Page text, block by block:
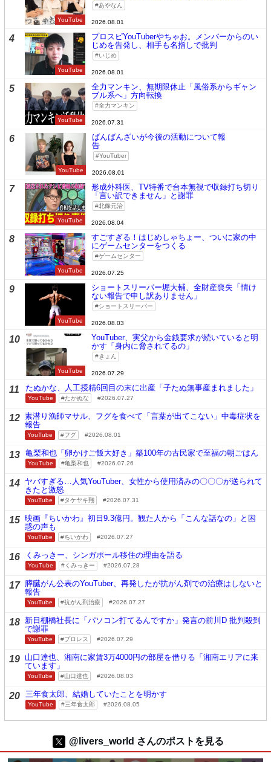
YouTube
あやなん
2026.08.01
4
YouTube
プロスピYouTuberやちゃお。メンバーからのい
じめを告発し、相手も名指しで批判
いじめ
2026.08.01
5
YouTube
全力マンキン、無期限休止「風俗系からギャン
ブル系へ」方向転換
全力マンキン
2026.07.31
6
YouTube
ばんばんざいが今後の活動について報
告
YouTuber
2026.08.01
7
YouTube
形成外科医、TV特番で台本無視で収録打ち切り
「言い訳できません」と謝罪
北條元治
2026.08.04
8
YouTube
すごすぎる！はじめしゃちょー、ついに家の中
にゲームセンターをつくる
ゲームセンター
2026.07.25
9
YouTube
ショートスリーパー堀大輔、全財産喪失「情け
ない報告で申し訳ありません」
ショートスリーパー
2026.08.03
10
YouTube
YouTuber、実父から金銭要求が続いていると明
かす「身内に脅されてるの」
きょん
2026.07.29
11 たぬかな、人工授精6回目の末に出産「子たぬ無事産まれました」
YouTube たかぬな 2026.07.27
12 素潜り漁師マサル、フグを食べて「言葉が出てこない」中毒症状を
報告
YouTube フグ 2026.08.01
13 亀梨和也「卵かけご飯大好き」築100年の古民家で至福の朝ごはん
YouTube 亀梨和也 2026.07.26
14 ヤバすぎる…人気YouTuber、女性から使用済みの〇〇〇が送られて
きたと激怒
YouTube タケヤキ翔 2026.07.31
15 映画『ちいかわ』初日9.3億円。観た人から「こんな話なの」と困
惑の声も
YouTube ちいかわ 2026.07.27
16 くみっきー、シンガポール移住の理由を語る
YouTube くみっきー 2026.07.28
17 膵臓がん公表のYouTuber、再発したが抗がん剤での治療はしないと
報告
YouTube 抗がん剤治療 2026.07.27
18 新日棚橋社長に「パソコン打てるんですか」発言の前川D 批判殺到
で謝罪
YouTube プロレス 2026.07.29
19 山口達也、湘南に家賃3万4000円の部屋を借りる「湘南エリアに来
ています」
YouTube 山口達也 2026.08.03
20 三年食太郎、結婚していたことを明かす
YouTube 三年食太郎 2026.08.05
@livers_world さんのポストを見る